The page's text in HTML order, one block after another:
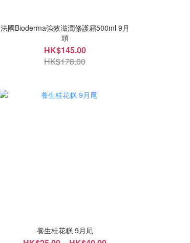
法國Bioderma強效滋潤修護霜500ml 9月
頭
HK$145.00
HK$178.00
養生桂花糕 9月尾